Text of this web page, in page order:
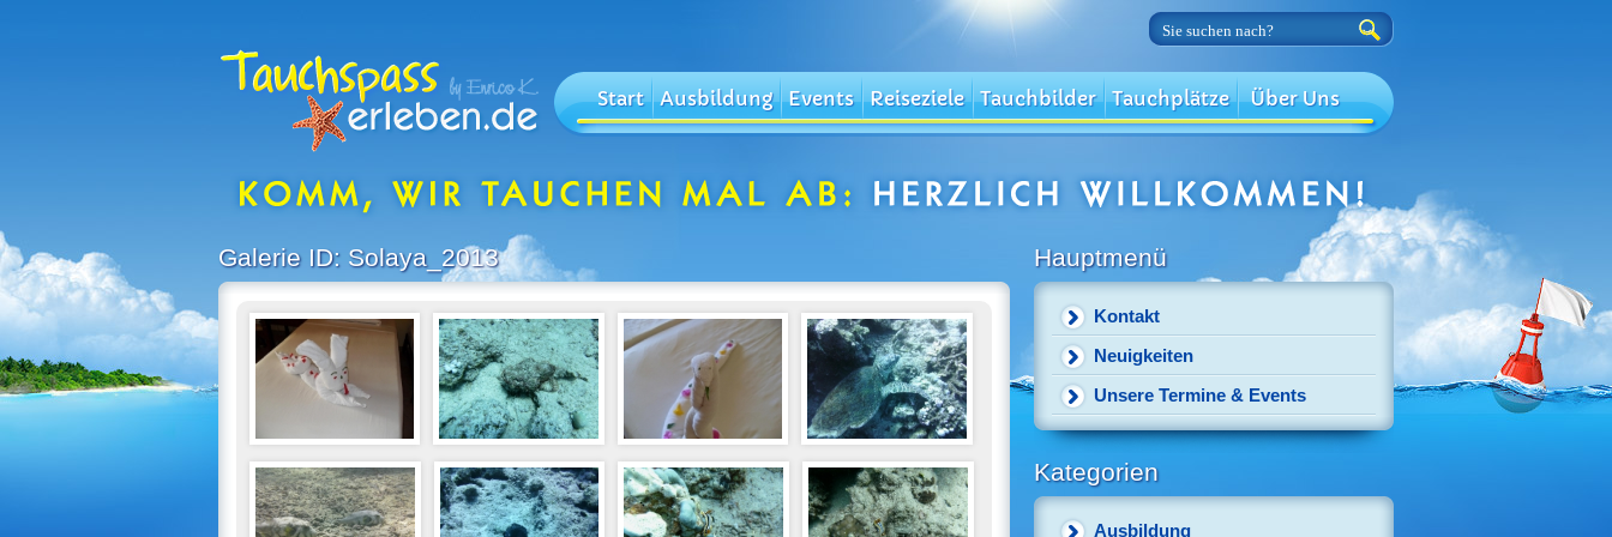
Start Ausbildung Events Reiseziele Tauchbilder Tauchplätze Über Uns
Galerie ID: Solaya_2013 Hauptmenü
Kontakt
Neuigkeiten
Unsere Termine & Events
Kategorien
Ausbildung